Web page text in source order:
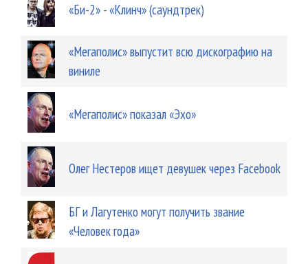
«Би-2» - «Клинч» (саундтрек)
«Мегаполис» выпустит всю дискографию на
виниле
«Мегаполис» показал «Эхо»
Олег Нестеров ищет девушек через Facebook
БГ и Лагутенко могут получить звание
«Человек года»